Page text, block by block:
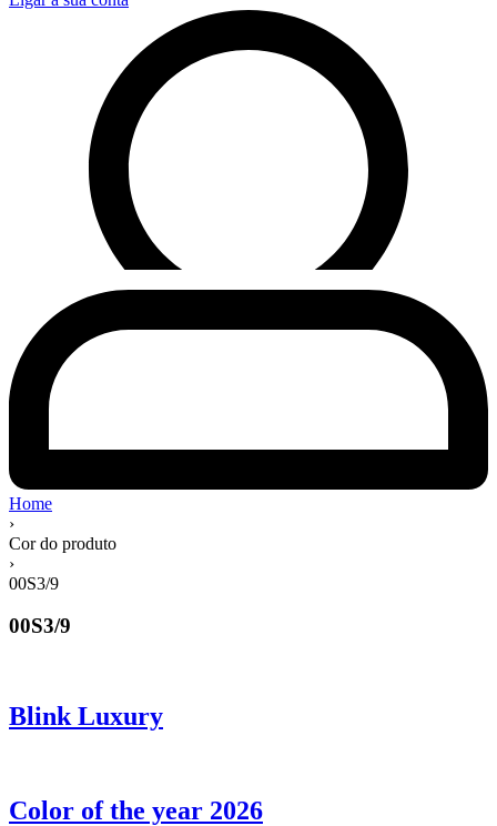
Home
›
Cor do produto
›
00S3/9
00S3/9
Blink Luxury
Color of the year 2026